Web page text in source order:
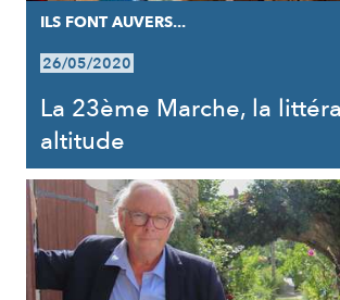
ILS FONT AUVERS...
26/05/2020
La 23ème Marche, la
altitude